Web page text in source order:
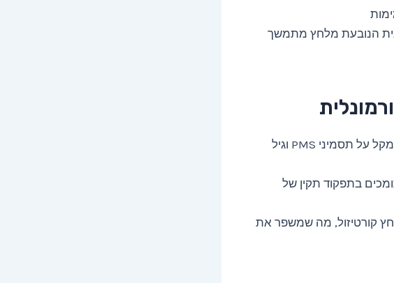
הנובעת מלחץ מתמשך
– עוזרת לאזן רמות אסטרוגן מוגברות, מה שמקל על תסמיני PMS וגיל
בתפקוד תקין של
קורטיזול, מה שמשפר את